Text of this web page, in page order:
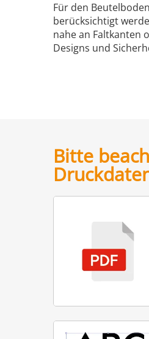
Für den
berücksichtigt
nahe an Faltkanten
Designs und
Bitte